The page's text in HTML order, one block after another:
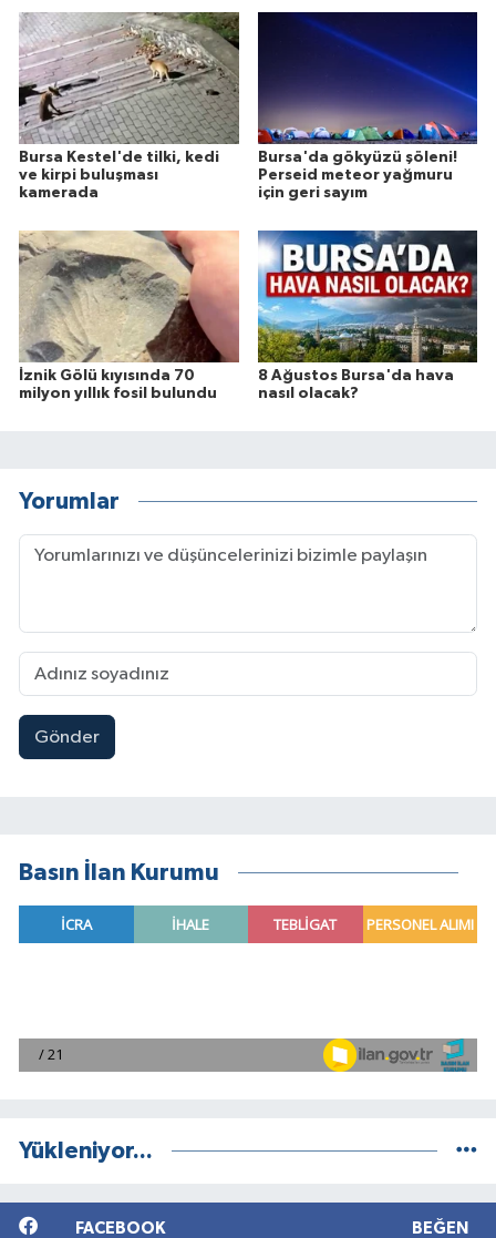
Bursa Kestel'de tilki, kedi
ve kirpi buluşması
kamerada
Bursa'da gökyüzü şöleni!
Perseid meteor yağmuru
için geri sayım
İznik Gölü kıyısında 70
milyon yıllık fosil bulundu
8 Ağustos Bursa'da hava
nasıl olacak?
Yorumlar
Gönder
Basın İlan Kurumu
Yükleniyor...
FACEBOOK BEĞEN